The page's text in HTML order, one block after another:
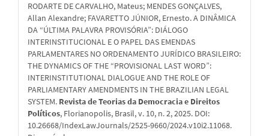
artigo
RODARTE DE CARVALHO, Mateus; MENDES GONÇALVES,
Allan Alexandre; FAVARETTO JÚNIOR, Ernesto. A DINÂMICA
DA “ÚLTIMA PALAVRA PROVISÓRIA”: DIÁLOGO
INTERINSTITUCIONAL E O PAPEL DAS EMENDAS
PARLAMENTARES NO ORDENAMENTO JURÍDICO BRASILEIRO:
THE DYNAMICS OF THE “PROVISIONAL LAST WORD”:
INTERINSTITUTIONAL DIALOGUE AND THE ROLE OF
PARLIAMENTARY AMENDMENTS IN THE BRAZILIAN LEGAL
SYSTEM. Revista de Teorias da Democracia e Direitos
Políticos, Florianopolis, Brasil, v. 10, n. 2, 2025. DOI:
10.26668/IndexLawJournals/2525-9660/2024.v10i2.11068.